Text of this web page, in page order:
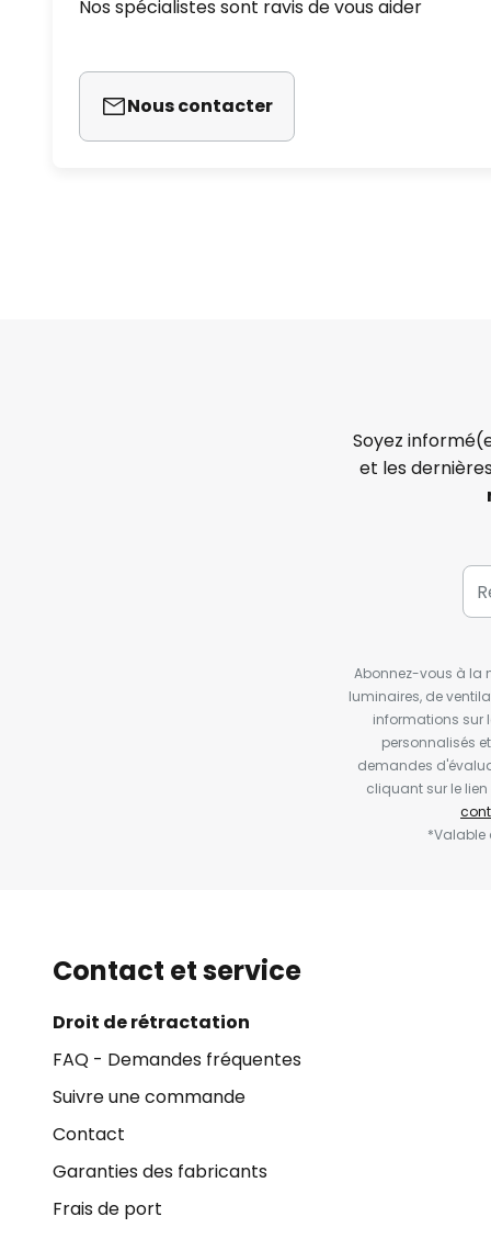
Nos spécialistes sont ravis de vous aider
Nous contacter
Soyez
et les
Abonnez-vous à la
luminaires, de
informations sur
personnalisés
demandes
cliquant sur le
*Valable
Contact et service
Droit de rétractation
FAQ - Demandes fréquentes
Suivre une commande
Contact
Garanties des fabricants
Frais de port